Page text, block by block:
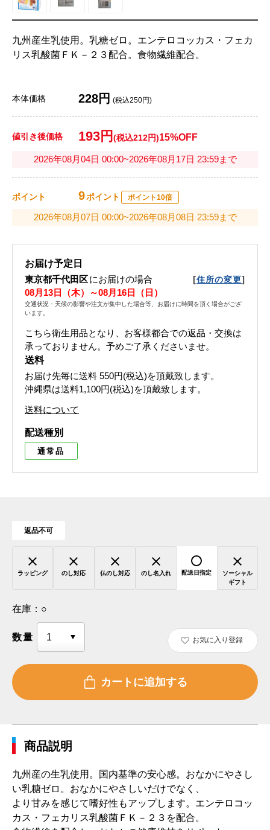
九州産生乳使用。乳糖ゼロ。エンテロコッカス・フェカ
リス乳酸菌ＦＫ－２３配合。食物繊維配合。
本体価格 228円 (税込250円)
値引き後価格 193円 (税込212円)15%OFF
2026年08月04日 00:00~2026年08月17日 23:59まで
ポイント 9ポイント ポイント10倍
2026年08月07日 00:00~2026年08月08日 23:59まで
お届け予定日
東京都千代田区にお届けの場合 [住所の変更]
08月13日（木）～08月16日（日）
交通状況・天候の影響や注文が集中した場合等、お届けに時間を頂く場合がござ
います。
こちら衛生用品となり、お客様都合での返品・交換は
承っておりません。予めご了承くださいませ。
送料
お届け先毎に送料 550円(税込)を頂戴致します。
沖縄県は送料1,100円(税込)を頂戴致します。
送料について
配送種別
通常品
返品不可
ラッピング のし対応 仏のし対応 のし名入れ 配送日指定
ソーシャル
ギフト
在庫： ○
数量 お気に入り登録
商品説明
九州産の生乳使用。国内基準の安心感。おなかにやさし
い乳糖ゼロ。おなかにやさしいだけでなく、
より甘みを感じて嗜好性もアップします。エンテロコッ
カス・フェカリス乳酸菌ＦＫ－２３を配合。